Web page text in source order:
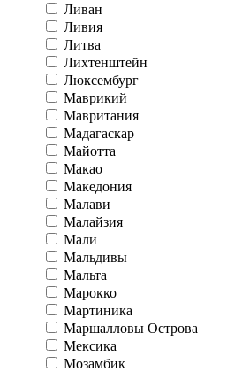
Ливан
Ливия
Литва
Лихтенштейн
Люксембург
Маврикий
Мавритания
Мадагаскар
Майотта
Макао
Македония
Малави
Малайзия
Мали
Мальдивы
Мальта
Марокко
Мартиника
Маршалловы Острова
Мексика
Мозамбик